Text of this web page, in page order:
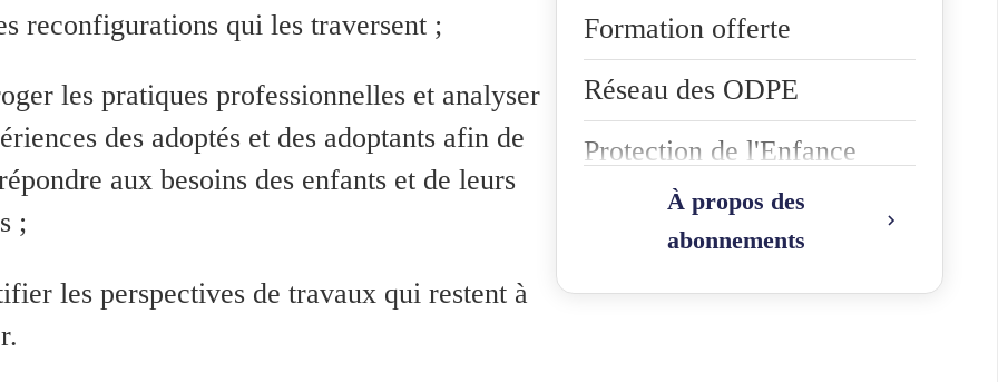
reconfigurations qui les traversent ;
les pratiques professionnelles et analyser
des adoptés et des adoptants afin de
aux besoins des enfants et de leurs
;
les perspectives de travaux qui restent à
Formation offerte
Réseau des ODPE
Protection de l'Enfance
Réseau Outre-Mer enfance,
jeunesse, famille
À propos des
abonnements